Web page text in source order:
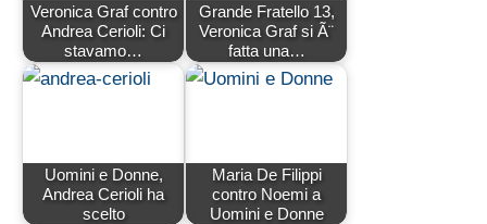
Veronica Graf contro
Andrea Cerioli: Ci
stavamo…
Grande Fratello 13,
Veronica Graf si Ã¨
fatta una…
Uomini e Donne,
Andrea Cerioli ha
scelto
Maria De Filippi
contro Noemi a
Uomini e Donne